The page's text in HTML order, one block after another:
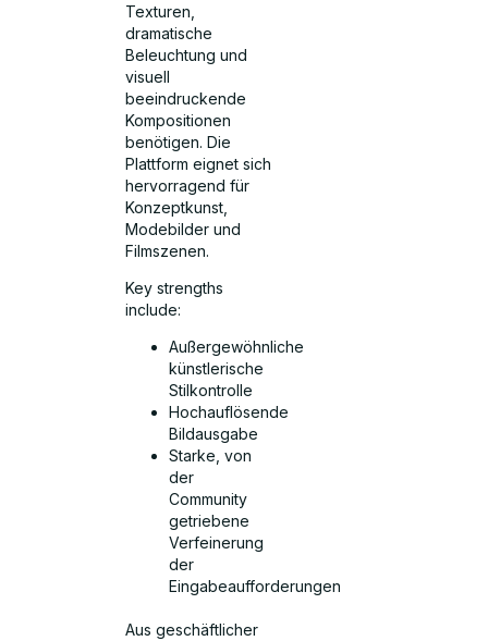
Texturen,
dramatische
Beleuchtung und
visuell
beeindruckende
Kompositionen
benötigen. Die
Plattform eignet sich
hervorragend für
Konzeptkunst,
Modebilder und
Filmszenen.
Key strengths
include:
Außergewöhnliche
künstlerische
Stilkontrolle
Hochauflösende
Bildausgabe
Starke, von
der
Community
getriebene
Verfeinerung
der
Eingabeaufforderungen
Aus geschäftlicher